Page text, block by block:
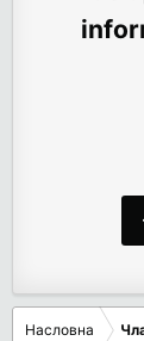
Насловна